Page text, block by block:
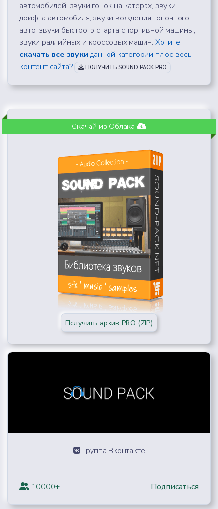
автомобилей, звуки гонок на катерах, звуки
дрифта автомобиля, звуки вождения гоночного
авто, звуки быстрого старта спортивной машины,
звуки раллийных и кроссовых машин. Хотите
скачать все звуки данной категории плюс весь
контент сайта?
ПОЛУЧИТЬ SOUND PACK PRO
Скачай из Облака
Получить архив PRO (ZIP)
Группа Вконтакте
10000+ Подписаться